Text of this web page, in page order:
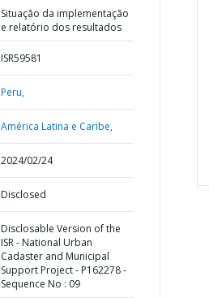
Situação da implementação
e relatório dos resultados
ISR59581
Peru,
América Latina e Caribe,
2024/02/24
Disclosed
Disclosable Version of the
ISR - National Urban
Cadaster and Municipal
Support Project - P162278 -
Sequence No : 09